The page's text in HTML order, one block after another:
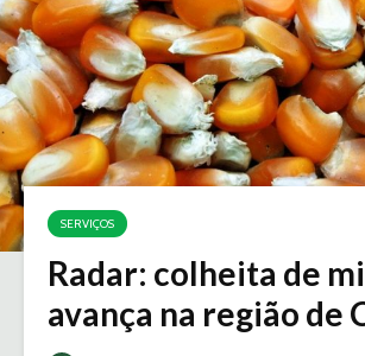
SERVIÇOS
Radar: colheita de
avança na região de